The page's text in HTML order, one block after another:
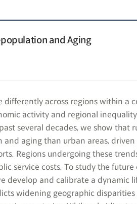
and Aging
across regions within a
activity and regional
several decades, we show that
aging than urban areas, driven
Regions undergoing these
service costs. To study the future
develop and calibrate a dynamic
widening geographic disparities